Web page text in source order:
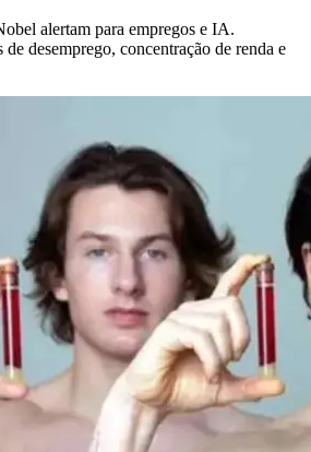
alertam para empregos e IA.
desemprego, concentração de renda e